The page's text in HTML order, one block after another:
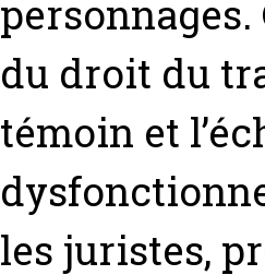
du droit du
témoin et
les juristes,